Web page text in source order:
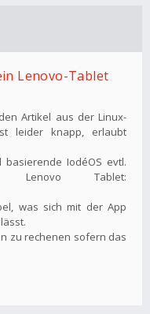
Lenovo-Tablet
Artikel aus der Linux-
leider knapp, erlaubt
IodéOS evtl.
Tablet:
was sich mit der App
zu rechenen sofern das